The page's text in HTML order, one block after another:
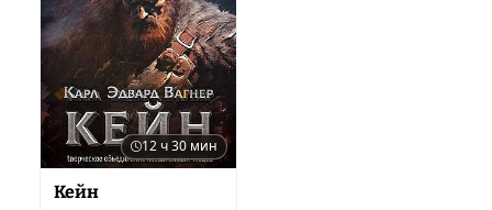
12 ч 30 мин
Кейн